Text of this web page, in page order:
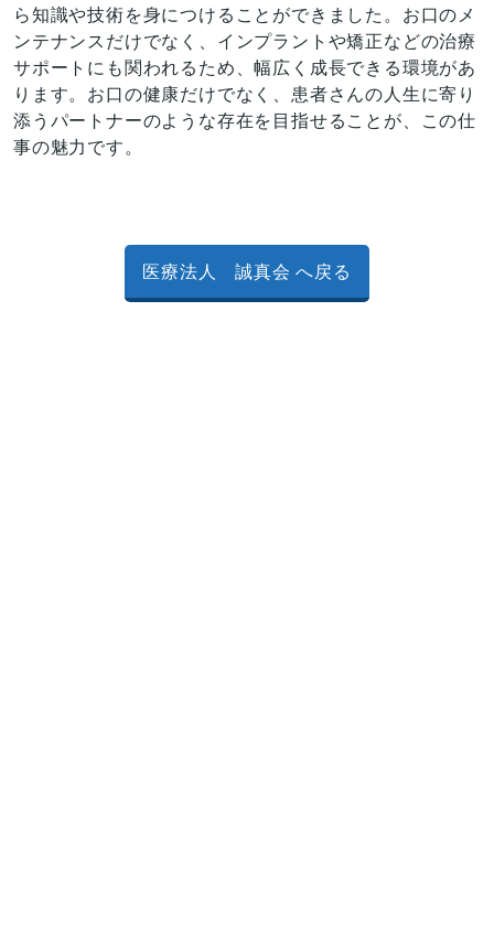
ら知識や技術を身につけることができました。お口のメ
ンテナンスだけでなく、インプラントや矯正などの治療
サポートにも関われるため、幅広く成長できる環境があ
ります。お口の健康だけでなく、患者さんの人生に寄り
添うパートナーのような存在を目指せることが、この仕
事の魅力です。
医療法人 誠真会 へ戻る